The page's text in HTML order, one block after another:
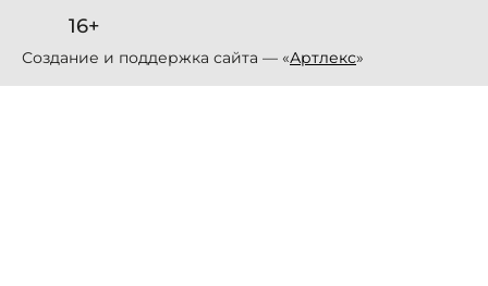
16+
Создание и поддержка сайта — «Артлекс»